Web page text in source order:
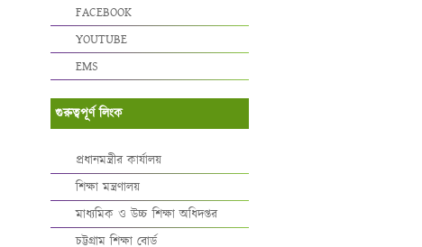
FACEBOOK
YOUTUBE
EMS
গুরুত্বপূর্ণ লিংক
প্রধানমন্ত্রীর কার্যালয়
শিক্ষা মন্ত্রণালয়
মাধ্যমিক ও উচ্চ শিক্ষা অধিদপ্তর
চট্টগ্রাম শিক্ষা বোর্ড